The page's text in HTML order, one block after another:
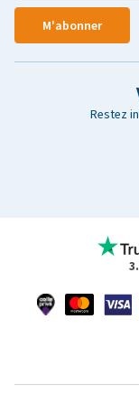
M'abonner
Restez